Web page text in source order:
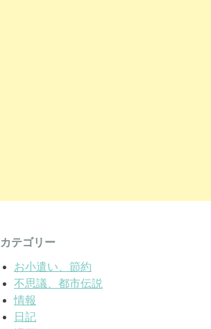
カテゴリー
お小遣い、節約
不思議、都市伝説
情報
日記